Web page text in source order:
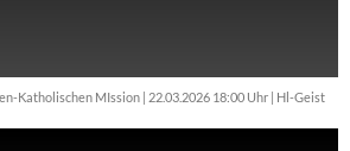
Katholischen MIssion | 22.03.2026 18:00 Uhr | Hl-Geist